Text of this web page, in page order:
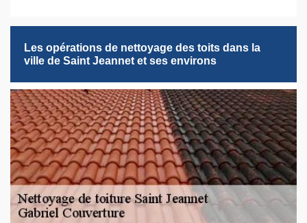
Les opérations de nettoyage des toits dans la
ville de Saint Jeannet et ses environs